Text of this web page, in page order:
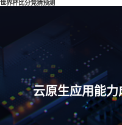
世界杯比分竞猜预测
云原生应用能